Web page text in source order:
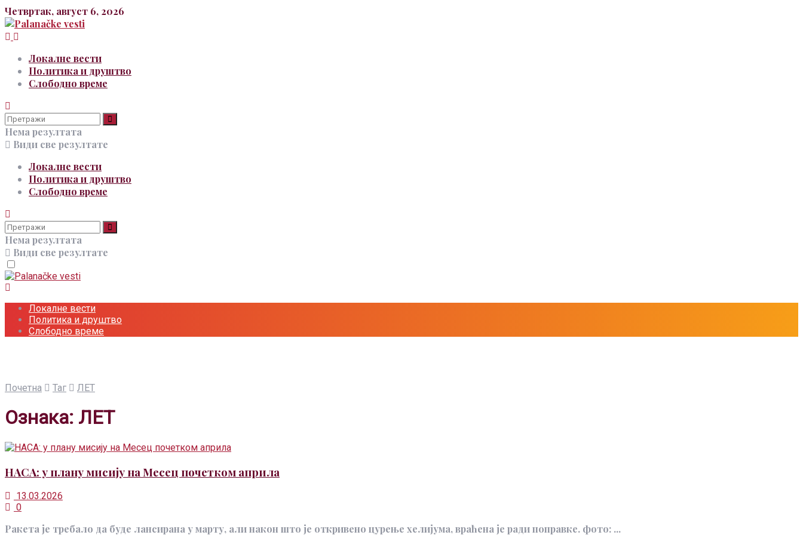
Четвртак, август 6, 2026
Локалне вести
Политика и друштво
Слободно време
Нема резултата
Види све резултате
Локалне вести
Политика и друштво
Слободно време
Нема резултата
Види све резултате
Локалне вести
Политика и друштво
Слободно време
Почетна Таг ЛЕТ
Ознака: ЛЕТ
НАСА: у плану мисију на Месец почетком априла
13.03.2026
0
​Ракета је требало да буде лансирана у марту, али након што је откривено цурење хелијума, враћена је ради поправке. фото: ...